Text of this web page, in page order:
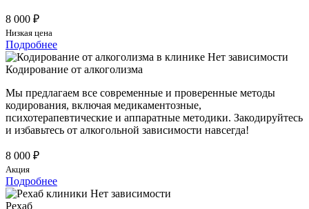
8 000 ₽
Низкая цена
Подробнее
Кодирование от алкоголизма
Мы предлагаем все современные и проверенные методы
кодирования, включая медикаментозные,
психотерапевтические и аппаратные методики. Закодируйтесь
и избавьтесь от алкогольной зависимости навсегда!
8 000 ₽
Акция
Подробнее
Рехаб